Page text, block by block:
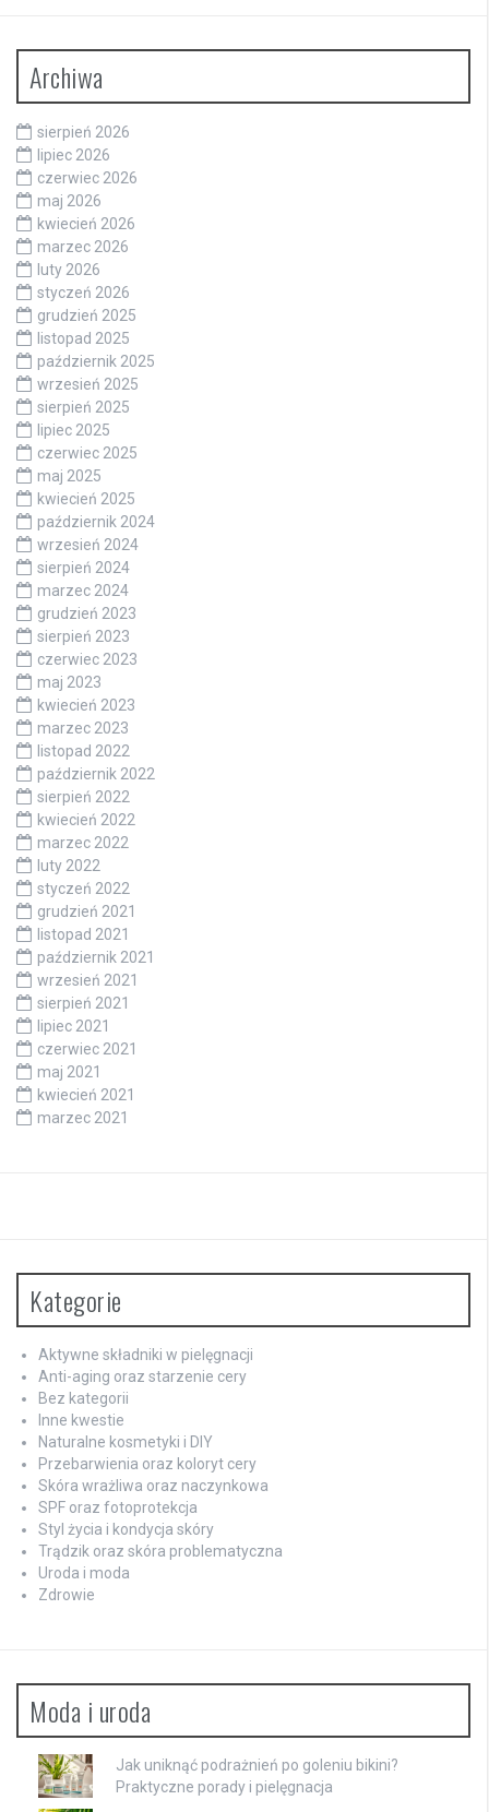
Archiwa
sierpień 2026
lipiec 2026
czerwiec 2026
maj 2026
kwiecień 2026
marzec 2026
luty 2026
styczeń 2026
grudzień 2025
listopad 2025
październik 2025
wrzesień 2025
sierpień 2025
lipiec 2025
czerwiec 2025
maj 2025
kwiecień 2025
październik 2024
wrzesień 2024
sierpień 2024
marzec 2024
grudzień 2023
sierpień 2023
czerwiec 2023
maj 2023
kwiecień 2023
marzec 2023
listopad 2022
październik 2022
sierpień 2022
kwiecień 2022
marzec 2022
luty 2022
styczeń 2022
grudzień 2021
listopad 2021
październik 2021
wrzesień 2021
sierpień 2021
lipiec 2021
czerwiec 2021
maj 2021
kwiecień 2021
marzec 2021
Kategorie
Aktywne składniki w pielęgnacji
Anti-aging oraz starzenie cery
Bez kategorii
Inne kwestie
Naturalne kosmetyki i DIY
Przebarwienia oraz koloryt cery
Skóra wrażliwa oraz naczynkowa
SPF oraz fotoprotekcja
Styl życia i kondycja skóry
Trądzik oraz skóra problematyczna
Uroda i moda
Zdrowie
Moda i uroda
Jak uniknąć podrażnień po goleniu bikini?
Praktyczne porady i pielęgnacja